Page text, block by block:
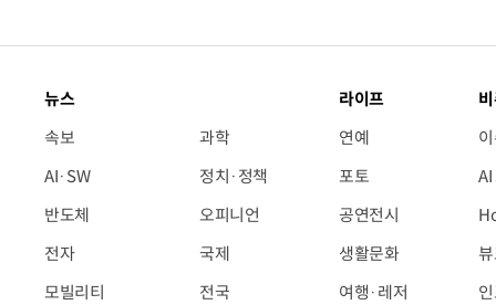
뉴스
속보
AI·SW
반도체
전자
모빌리티
과학
정치·정책
오피니언
국제
전국
라이프
연예
포토
공연전시
생활문화
여행·레저